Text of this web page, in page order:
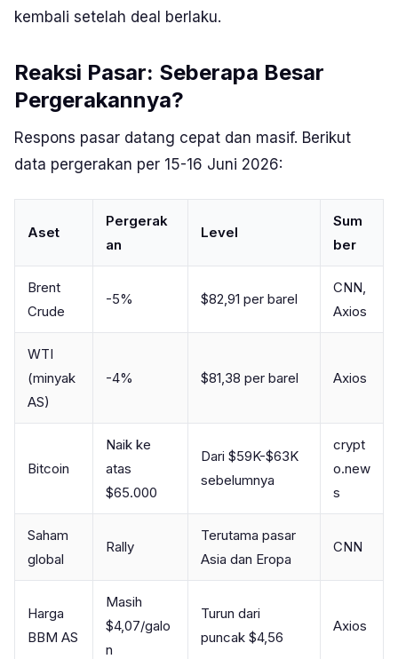
kembali setelah deal berlaku.
Reaksi Pasar: Seberapa Besar
Pergerakannya?
Respons pasar datang cepat dan masif. Berikut
data pergerakan per 15-16 Juni 2026:
Aset
Pergerak
an
Level
Sum
ber
Brent
Crude
-5% $82,91 per barel
CNN,
Axios
WTI
(minyak
AS)
-4% $81,38 per barel Axios
Bitcoin
Naik ke
atas
$65.000
Dari $59K-$63K
sebelumnya
crypt
o.new
s
Saham
global
Rally
Terutama pasar
Asia dan Eropa
CNN
Harga
BBM AS
Masih
$4,07/galo
n
Turun dari
puncak $4,56
Axios